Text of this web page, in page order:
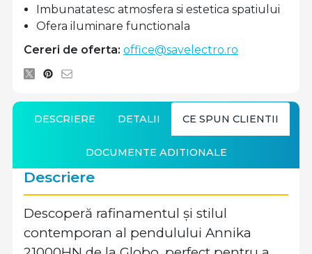
Imbunatatesc atmosfera si estetica spatiului
Ofera iluminare functionala
Cereri de oferta: office@savelectro.ro
DESCRIERE DETALII CE SPUN CLIENTII
DOCUMENTE ADITIONALE
Descriere
Descoperă rafinamentul și stilul
contemporan al pendulului Annika